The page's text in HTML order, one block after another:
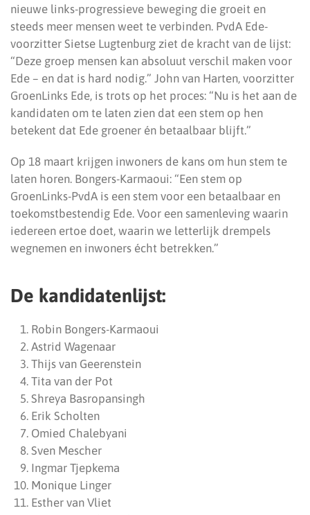
nieuwe links-progressieve beweging die groeit en
steeds meer mensen weet te verbinden. PvdA Ede-
voorzitter Sietse Lugtenburg ziet de kracht van de lijst:
“Deze groep mensen kan absoluut verschil maken voor
Ede – en dat is hard nodig.” John van Harten, voorzitter
GroenLinks Ede, is trots op het proces: “Nu is het aan de
kandidaten om te laten zien dat een stem op hen
betekent dat Ede groener én betaalbaar blijft.”
Op 18 maart krijgen inwoners de kans om hun stem te
laten horen. Bongers-Karmaoui: “Een stem op
GroenLinks-PvdA is een stem voor een betaalbaar en
toekomstbestendig Ede. Voor een samenleving waarin
iedereen ertoe doet, waarin we letterlijk drempels
wegnemen en inwoners écht betrekken.”
De kandidatenlijst:
Robin Bongers-Karmaoui
Astrid Wagenaar
Thijs van Geerenstein
Tita van der Pot
Shreya Basropansingh
Erik Scholten
Omied Chalebyani
Sven Mescher
Ingmar Tjepkema
Monique Linger
Esther van Vliet